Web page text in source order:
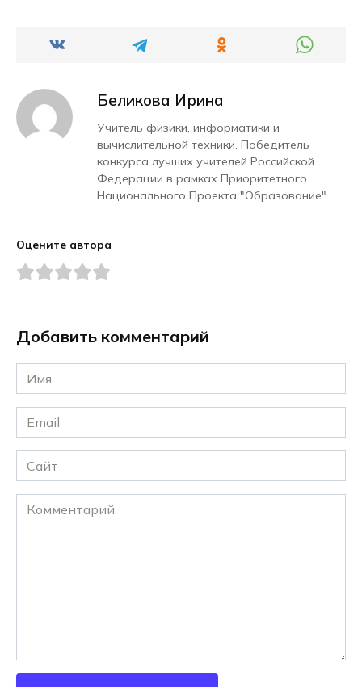
Беликова Ирина
Учитель физики, информатики и
вычислительной техники. Победитель
конкурса лучших учителей Российской
Федерации в рамках Приоритетного
Национального Проекта "Образование".
Оцените автора
Добавить комментарий
Имя
*
Email
*
Сайт
Комментарий